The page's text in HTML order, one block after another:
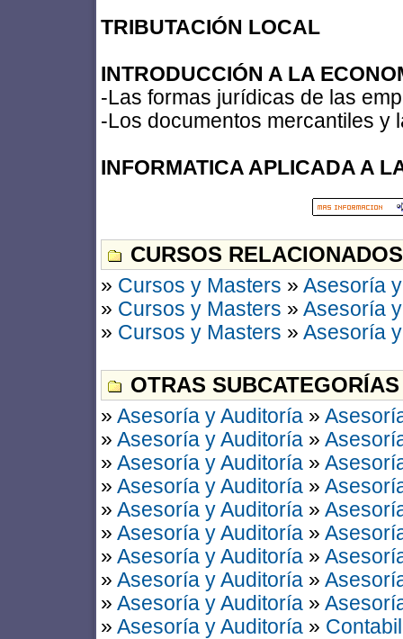
TRIBUTACIÓN LOCAL
INTRODUCCIÓN A LA
-Las formas jurídicas de las
-Los documentos mercantiles y
INFORMATICA APLICADA A
CURSOS
» Cursos y Masters » Asesoría
» Cursos y Masters » Asesoría
» Cursos y Masters » Asesoría
OTRAS
» Asesoría y Auditoría »
» Asesoría y Auditoría »
» Asesoría y Auditoría »
» Asesoría y Auditoría »
» Asesoría y Auditoría »
» Asesoría y Auditoría »
» Asesoría y Auditoría »
» Asesoría y Auditoría »
» Asesoría y Auditoría »
» Asesoría y Auditoría »